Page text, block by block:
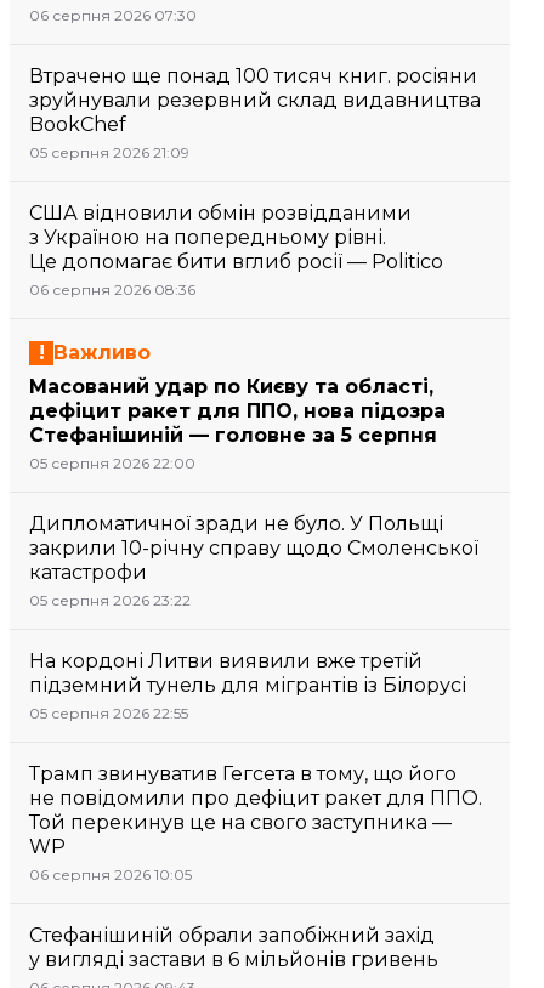
06 серпня 2026 07:30
Втрачено ще понад 100 тисяч книг. росіяни
зруйнували резервний склад видавництва
BookChef
05 серпня 2026 21:09
США відновили обмін розвідданими
з Україною на попередньому рівні.
Це допомагає бити вглиб росії — Politico
06 серпня 2026 08:36
Важливо
Масований удар по Києву та області,
дефіцит ракет для ППО, нова підозра
Стефанішиній — головне за 5 серпня
05 серпня 2026 22:00
Дипломатичної зради не було. У Польщі
закрили 10-річну справу щодо Смоленської
катастрофи
05 серпня 2026 23:22
На кордоні Литви виявили вже третій
підземний тунель для мігрантів із Білорусі
05 серпня 2026 22:55
Трамп звинуватив Гегсета в тому, що його
не повідомили про дефіцит ракет для ППО.
Той перекинув це на свого заступника —
WP
06 серпня 2026 10:05
Стефанішиній обрали запобіжний захід
у вигляді застави в 6 мільйонів гривень